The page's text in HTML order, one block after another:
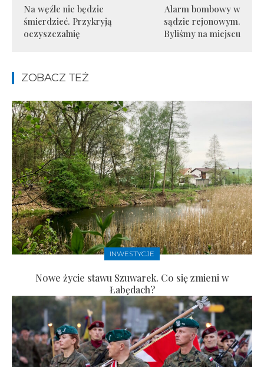
Na węźle nie będzie
śmierdzieć. Przykryją
oczyszczalnię
Alarm bombowy w
sądzie rejonowym.
Byliśmy na miejscu
ZOBACZ TEŻ
INWESTYCJE
Nowe życie stawu Szuwarek. Co się zmieni w
Łabędach?